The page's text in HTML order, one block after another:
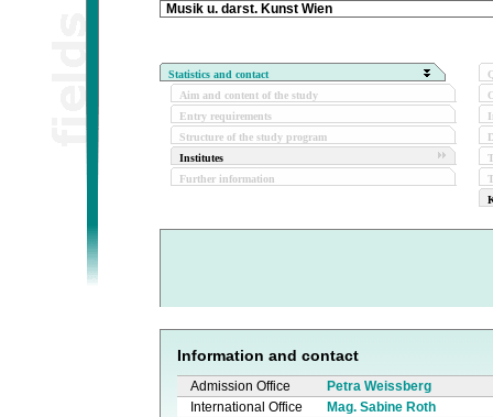
Musik u. darst. Kunst Wien
Statistics and contact
Aim and content of the study
Entry requirements
Structure of the study program
Institutes
Further information
Information and contact
Admission Office
Petra Weissberg
International Office
Mag. Sabine Roth